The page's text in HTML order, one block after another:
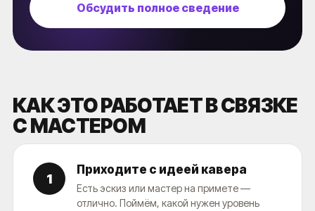
Обсудить полное сведение
КАК ЭТО РАБОТАЕТ В СВЯЗКЕ
С МАСТЕРОМ
1
Приходите с идеей кавера
Есть эскиз или мастер на примете —
отлично. Поймём, какой нужен уровень